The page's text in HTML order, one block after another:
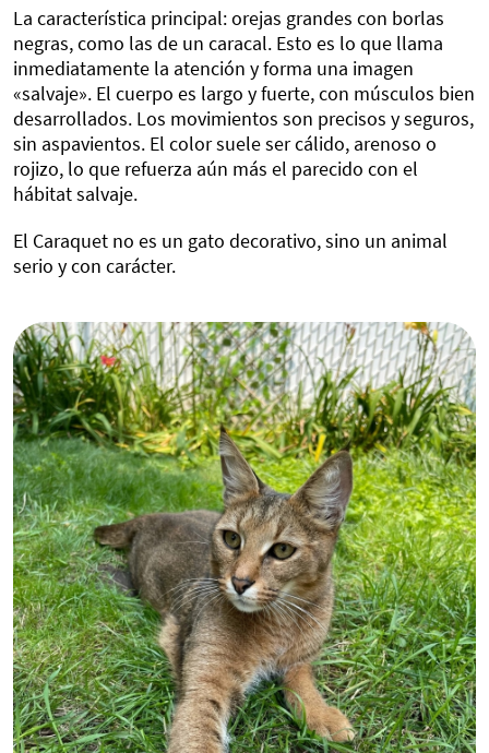
La característica principal: orejas grandes con borlas
negras, como las de un caracal. Esto es lo que llama
inmediatamente la atención y forma una imagen
«salvaje». El cuerpo es largo y fuerte, con músculos bien
desarrollados. Los movimientos son precisos y seguros,
sin aspavientos. El color suele ser cálido, arenoso o
rojizo, lo que refuerza aún más el parecido con el
hábitat salvaje.
El Caraquet no es un gato decorativo, sino un animal
serio y con carácter.